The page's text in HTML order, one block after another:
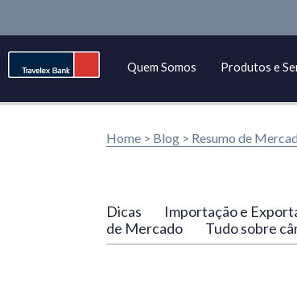
Quem Somos Produtos e
Home > Blog > Resumo de
Dicas Importação e
de Mercado
Tudo sobre